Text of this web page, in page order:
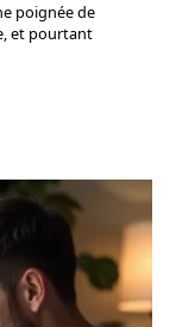
poignée de
et pourtant